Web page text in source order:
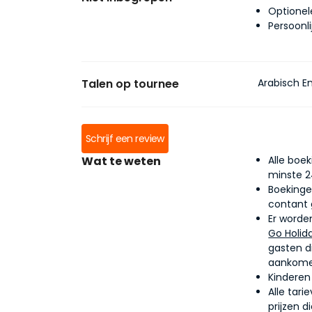
Talen op tournee Arabisch
Schrijf een review
Wat te weten
Alle
minste
contant
Er
Go
gasten
Alle
prijzen